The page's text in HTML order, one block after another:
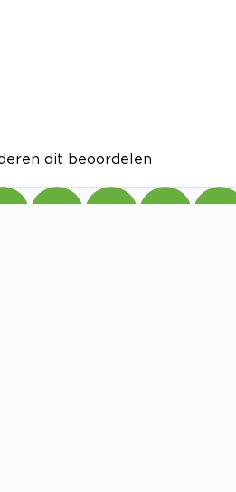
dit beoordelen